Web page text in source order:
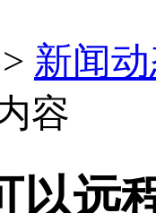
> 新闻
容
以远